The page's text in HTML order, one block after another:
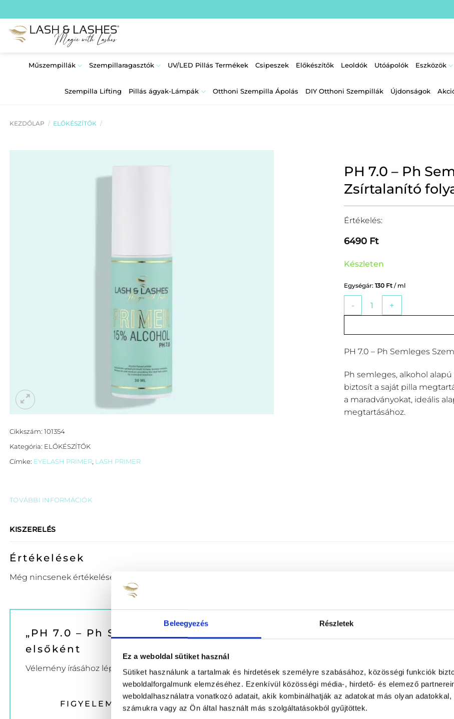
Beleegyezés Részletek
Ez a weboldal sütiket használ
Sütiket használunk a tartalmak és hirdetések személyre szabásához, közösségi funkciók
weboldalforgalmunk elemzéséhez. Ezenkívül közösségi média-, hirdető- és elemező
weboldalhasználatra vonatkozó adatait, akik kombinálhatják az adatokat más olyan
számukra vagy az Ön által használt más szolgáltatásokból gyűjtöttek.
to
content
Műszempillák
Szempillaragasztók UV/LED Pillás Termékek Csipeszek Előkészítők Leoldók Utóápolók Eszközök
Szempilla Lifting Pillás ágyak-Lámpák Otthoni Szempilla Ápolás DIY Otthoni Szempillák Újdonságok
KEZDŐLAP / ELŐKÉSZÍTŐK /
Cikkszám: 101354
Kategória: ELŐKÉSZÍTŐK
Címke: EYELASH PRIMER LASH PRIMER
PH 7.0 – Ph
Zsírtalanító
Értékelés:
6490 Ft
Készleten
Egységár: 130 Ft / ml
PH 7.0 - Ph Semleges
PH 7.0 – Ph Semleges
Ph semleges, alkohol
biztosít a saját pilla
a maradványokat, ideális
megtartásához.
TOVÁBBI INFORMÁCIÓK
KISZERELÉS
Értékelések
Még nincsenek értékelések.
„PH 7.0 – Ph Semleges Szempilla előkezelő, Zsírtalanító
elsőként
Vélemény írásához lépj beelőbb.
FIGYELEM A HARMADIK TERMÉK ÉRÉTKELÉSE UTÁN EGY KEDVEZMÉNY